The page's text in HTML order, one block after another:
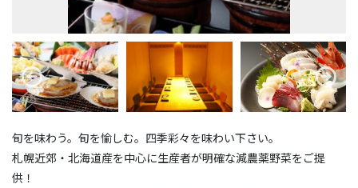
旬を味わう。旬を愉しむ。四季彩々を味わい下さい。
札幌近郊・北海道産を中心に生産者が明確な減農薬野菜をご提
供！